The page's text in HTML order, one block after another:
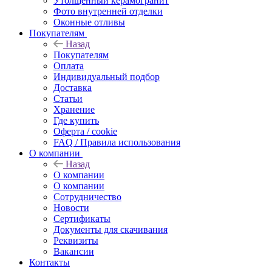
Фото внутренней отделки
Оконные отливы
Покупателям
Назад
Покупателям
Оплата
Индивидуальный подбор
Доставка
Статьи
Хранение
Где купить
Оферта / cookie
FAQ / Правила использования
О компании
Назад
О компании
О компании
Сотрудничество
Новости
Сертификаты
Документы для скачивания
Реквизиты
Вакансии
Контакты